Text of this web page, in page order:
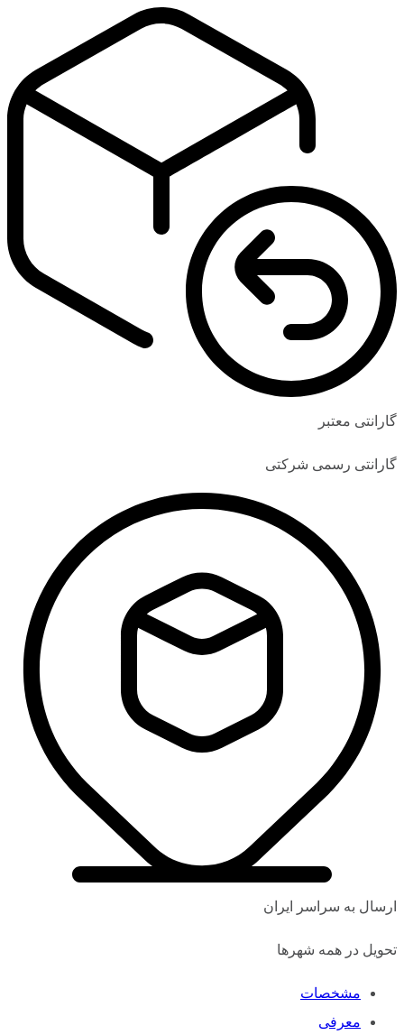
گارانتی معتبر
گارانتی رسمی شرکتی
ارسال به سراسر ایران
تحویل در همه شهرها
مشخصات
معرفی